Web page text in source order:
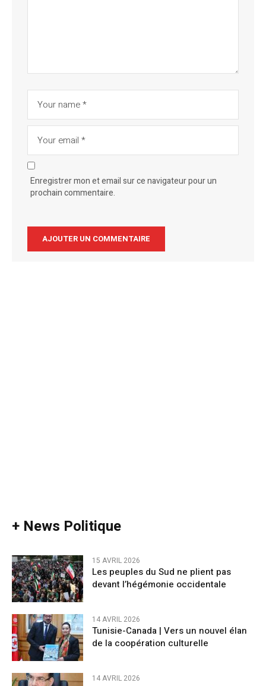
Enregistrer mon et email sur ce navigateur pour un
prochain commentaire.
+ News Politique
15 AVRIL 2026
Les peuples du Sud ne plient pas
devant l’hégémonie occidentale
14 AVRIL 2026
Tunisie-Canada | Vers un nouvel élan
de la coopération culturelle
14 AVRIL 2026